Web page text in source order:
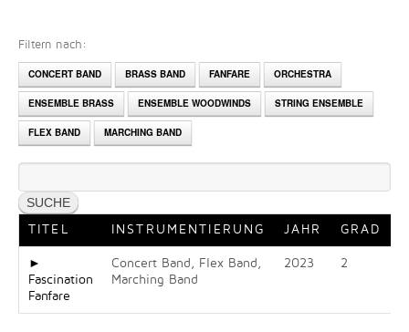
Filtern nach:
CONCERT BAND BRASS BAND FANFARE ORCHESTRA
ENSEMBLE BRASS ENSEMBLE WOODWINDS STRING ENSEMBLE
FLEX BAND MARCHING BAND
TITEL INSTRUMENTIERUNG JAHR GRAD
►
Fascination
Fanfare
Concert Band, Flex Band,
Marching Band
2023 2